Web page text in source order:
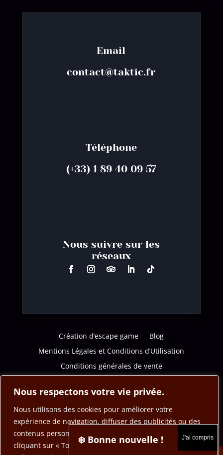
Nous respectons votre vie privée.
Nous utilisons des cookies pour améliorer votre
expérience de navigation, diffuser des publicités ou des
contenus personnalisés et analyser notre trafic. En
cliquant sur « Tout accepter », vous consentez à notre
Email
contact@taktic.fr
Téléphone
(+33) 1 89 40 09 57
Nous suivre sur les
réseaux
Création d’escape game
Blog
Mentions Légales et Conditions d’Utilisation
Conditions générales de vente
❄️ Bonne nouvelle !